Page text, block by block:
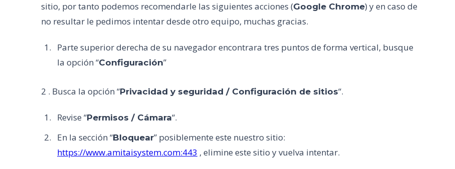
sitio, por tanto podemos recomendarle las siguientes acciones (Google Chrome) y en caso de
no resultar le pedimos intentar desde otro equipo, muchas gracias.
Parte superior derecha de su navegador encontrara tres puntos de forma vertical, busque
la opción “Configuración”
2 . Busca la opción “Privacidad y seguridad / Configuración de sitios“.
Revise “Permisos / Cámara“.
En la sección “Bloquear” posiblemente este nuestro sitio:
https://www.amitaisystem.com:443 , elimine este sitio y vuelva intentar.